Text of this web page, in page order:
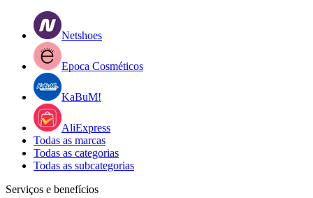
Netshoes
Epoca Cosméticos
KaBuM!
AliExpress
Todas as marcas
Todas as categorias
Todas as subcategorias
Serviços e benefícios